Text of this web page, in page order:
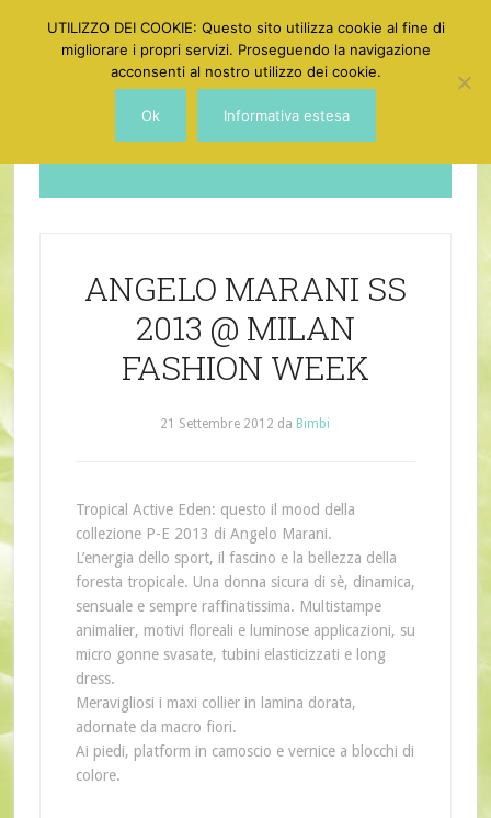
Dotgirl
ANGELO MARANI SS
2013 @ MILAN
FASHION WEEK
21 Settembre 2012 da Bimbi
Tropical Active Eden: questo il mood della
collezione P-E 2013 di Angelo Marani.
L’energia dello sport, il fascino e la bellezza della
foresta tropicale. Una donna sicura di sè, dinamica,
sensuale e sempre raffinatissima. Multistampe
animalier, motivi floreali e luminose applicazioni, su
micro gonne svasate, tubini elasticizzati e long
dress.
Meravigliosi i maxi collier in lamina dorata,
adornate da macro fiori.
Ai piedi, platform in camoscio e vernice a blocchi di
colore.
UTILIZZO DEI COOKIE: Questo sito utilizza cookie al fine di
migliorare i propri servizi. Proseguendo la navigazione
acconsenti al nostro utilizzo dei cookie.
Ok Informativa estesa